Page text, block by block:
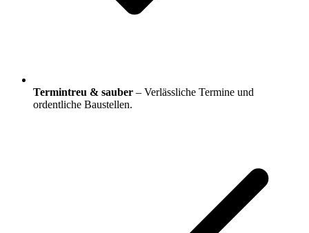
Termintreu & sauber – Verlässliche Termine und
ordentliche Baustellen.